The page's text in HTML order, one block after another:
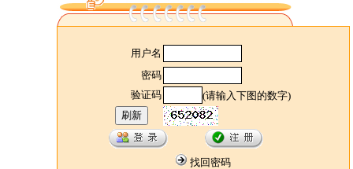
用户名
密码
验证码
(请输入下图的数字)
找回密码